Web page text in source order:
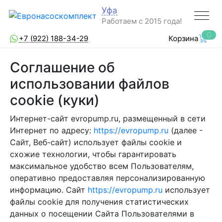
Уфа
Работаем с 2015 года!
+7 (922) 188-34-29
Корзина 0
Соглашение об
использовании файлов
cookie (куки)
Интернет-сайт evropump.ru, размещенный в сети
Интернет по адресу: https://evropump.ru (далее -
Сайт, Веб-сайт) использует файлы cookie и
схожие технологии, чтобы гарантировать
максимальное удобство всем Пользователям,
оперативно предоставляя персонализированную
информацию. Сайт https://evropump.ru использует
файлы cookie для получения статистических
данных о посещении Сайта Пользователями в